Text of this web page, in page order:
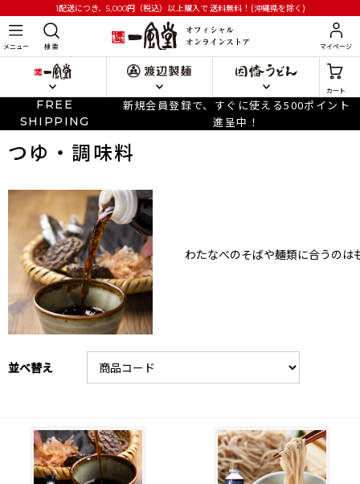
1配送につき、5,000円 （税込）以上購入で送料無料！(沖縄県を除く)
メニュー 検 索 マイページ
カート
FREE
SHIPPING
新規会員登録で、すぐに使える500ポイント
進呈中！
つゆ・調味料
わたなべのそばや麺類に合うの
並べ替え